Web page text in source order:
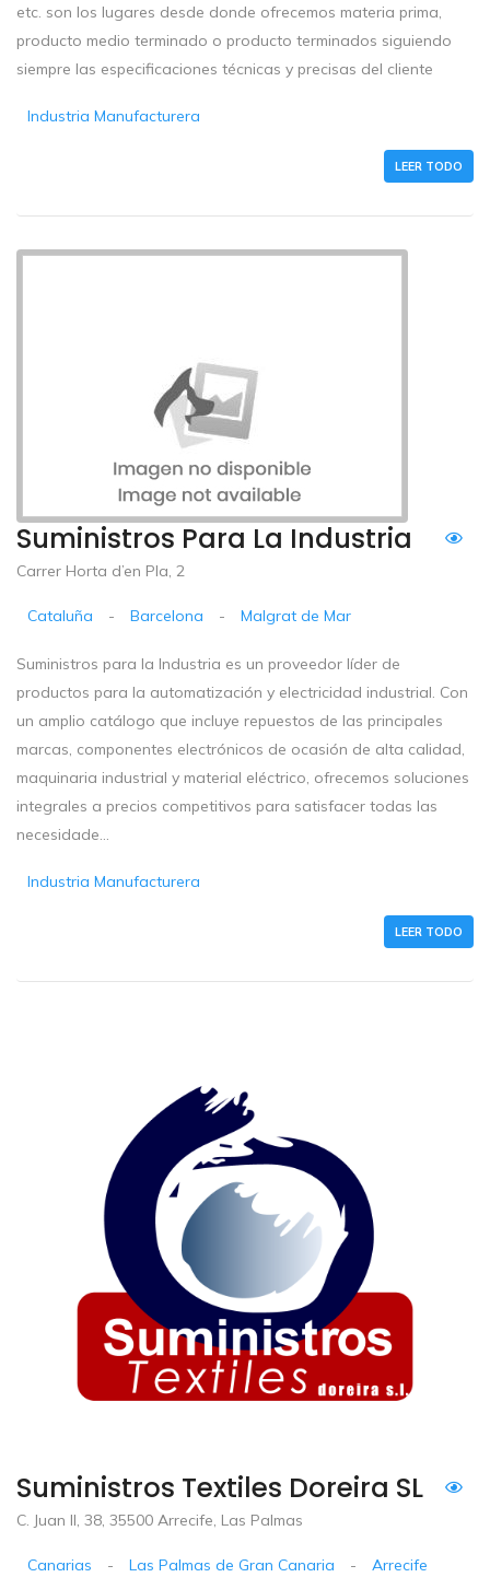
etc. son los lugares desde donde ofrecemos materia prima,
producto medio terminado o producto terminados siguiendo
siempre las especificaciones técnicas y precisas del cliente
Industria Manufacturera
LEER TODO
Suministros Para La Industria
Carrer Horta d’en Pla, 2
Cataluña - Barcelona - Malgrat de Mar
Suministros para la Industria es un proveedor líder de
productos para la automatización y electricidad industrial. Con
un amplio catálogo que incluye repuestos de las principales
marcas, componentes electrónicos de ocasión de alta calidad,
maquinaria industrial y material eléctrico, ofrecemos soluciones
integrales a precios competitivos para satisfacer todas las
necesidade...
Industria Manufacturera
LEER TODO
Suministros Textiles Doreira SL
C. Juan II, 38, 35500 Arrecife, Las Palmas
Canarias - Las Palmas de Gran Canaria - Arrecife